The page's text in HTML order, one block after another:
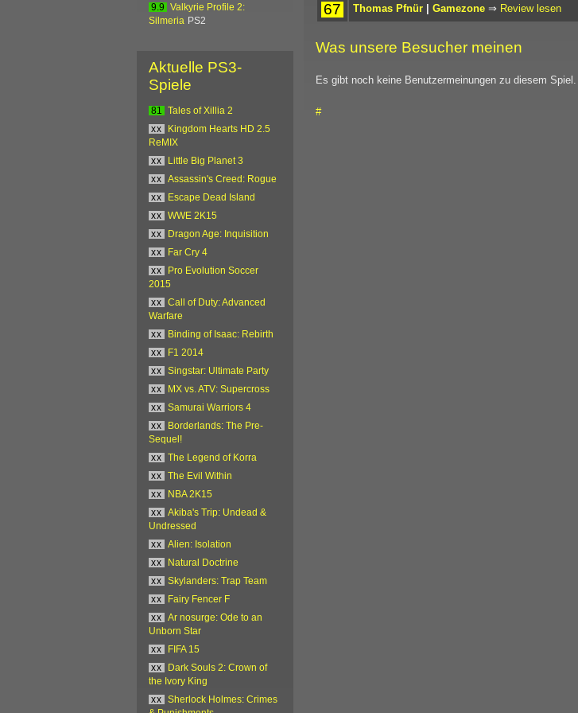
67 Thomas Pfnür | Gamezone ⇒ Review lesen
Was unsere Besucher meinen
Es gibt noch keine Benutzermeinungen zu diesem Spiel.
#
9.9
Valkyrie Profile 2:
Silmeria PS2
Aktuelle PS3-
Spiele
81
Tales of Xillia 2
xx
Kingdom Hearts HD 2.5
ReMIX
xx
Little Big Planet 3
xx
Assassin's Creed: Rogue
xx
Escape Dead Island
xx
WWE 2K15
xx
Dragon Age: Inquisition
xx
Far Cry 4
xx
Pro Evolution Soccer
2015
xx
Call of Duty: Advanced
Warfare
xx
Binding of Isaac: Rebirth
xx
F1 2014
xx
Singstar: Ultimate Party
xx
MX vs. ATV: Supercross
xx
Samurai Warriors 4
xx
Borderlands: The Pre-
Sequel!
xx
The Legend of Korra
xx
The Evil Within
xx
NBA 2K15
xx
Akiba's Trip: Undead &
Undressed
xx
Alien: Isolation
xx
Natural Doctrine
xx
Skylanders: Trap Team
xx
Fairy Fencer F
xx
Ar nosurge: Ode to an
Unborn Star
xx
FIFA 15
xx
Dark Souls 2: Crown of
the Ivory King
xx
Sherlock Holmes: Crimes